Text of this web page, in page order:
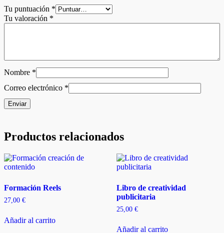
Tu puntuación *
Tu valoración *
Nombre *
Correo electrónico *
Productos relacionados
Formación Reels
27,00 €
Añadir al carrito
Libro de creatividad
publicitaria
25,00 €
Añadir al carrito